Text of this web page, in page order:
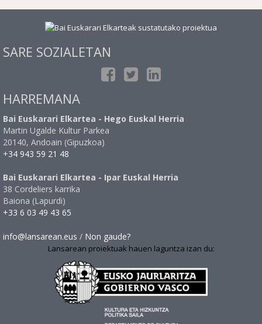
SARE SOZIALETAN
HARREMANA
Bai Euskarari Elkartea - Hego Euskal Herria
Martin Ugalde Kultur Parkea
20140, Andoain (Gipuzkoa)
+34 943 59 21 48
Bai Euskarari Elkartea - Ipar Euskal Herria
38 Cordeliers karrika
Baiona (Lapurdi)
+33 6 03 49 43 65
info@lansarean.eus / Non gaude?
Lansarean proiektuak hauen laguntza izan du: